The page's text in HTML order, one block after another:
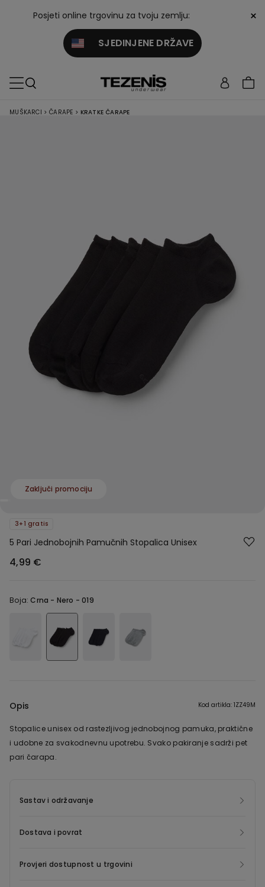
Posjeti online trgovinu za tvoju zemlju:
SJEDINJENE DRŽAVE
×
MUŠKARCI > ČARAPE > KRATKE ČARAPE
Zaključi promociju
3+1 gratis
5 Pari Jednobojnih Pamučnih Stopalica Unisex
4,99 €
Boja:Crna - Nero - 019
Opis Kod artikla: 1ZZ49M
Stopalice unisex od rastezljivog jednobojnog pamuka, praktične
i udobne za svakodnevnu upotrebu. Svako pakiranje sadrži pet
pari čarapa.
Sastav i održavanje
Dostava i povrat
Provjeri dostupnost u trgovini